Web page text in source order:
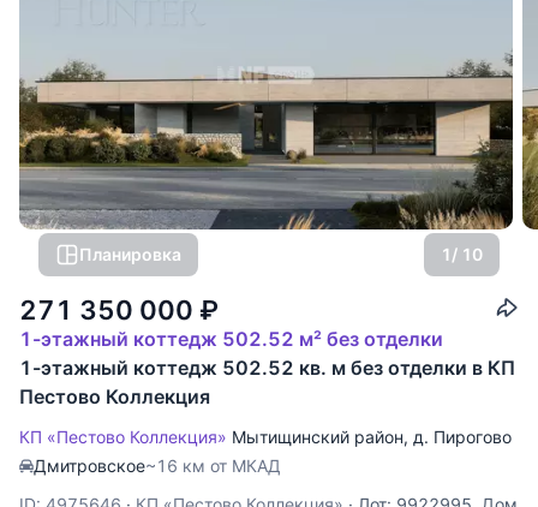
Планировка 1/ 10
271 350 000 ₽
1-этажный коттедж 502.52 м² без отделки
1-этажный коттедж 502.52 кв. м без отделки в КП
Пестово Коллекция
КП «Пестово Коллекция» Мытищинский район, д. Пирогово
Дмитровское~16 км от МКАД